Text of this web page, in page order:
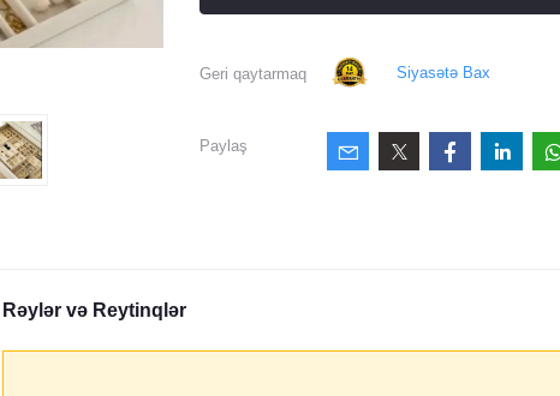
Geri qaytarmaq Siyasətə Bax
Paylaş
Rəylər və Reytinqlər